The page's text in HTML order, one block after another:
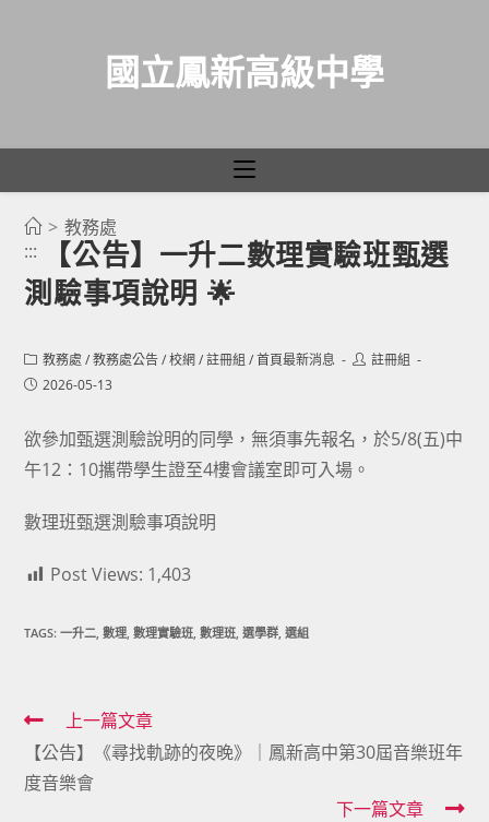
國立鳳新高級中學
> 教務處
:::
【公告】一升二數理實驗班甄選
測驗事項說明 🌟
Post
category:
教務處 / 教務處公告 / 校網 / 註冊組 / 首頁最新消息
Post註冊組
Post2026-05-13
欲參加甄選測驗說明的同學，無須事先報名，於5/8(五)中
午12：10攜帶學生證至4樓會議室即可入場。
數理班甄選測驗事項說明
Post Views: 1,403
TAGS:一升二, 數理, 數理實驗班, 數理班, 選學群, 選組
Read
more
articles
上一篇文章
【公告】《尋找軌跡的夜晚》｜鳳新高中第30屆音樂班年
度音樂會
下一篇文章